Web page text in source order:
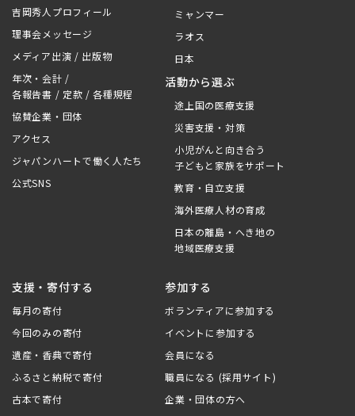
吉岡秀人プロフィール
理事会メッセージ
メディア出演 / 出版物
年次・会計 /
各報告書 / 定款 / 各種規程
協賛企業・団体
アクセス
ジャパンハートで働く人たち
公式SNS
ミャンマー
ラオス
日本
活動から選ぶ
途上国の医療支援
災害支援・対策
小児がんと向き合う
子どもと家族をサポート
教育・自立支援
海外医療人材の育成
日本の離島・へき地の
地域医療支援
支援・寄付する
毎月の寄付
今回のみの寄付
遺産・香典で寄付
ふるさと納税で寄付
古本で寄付
参加する
ボランティアに参加する
イベントに参加する
会員になる
職員になる (採用サイト)
企業・団体の方へ